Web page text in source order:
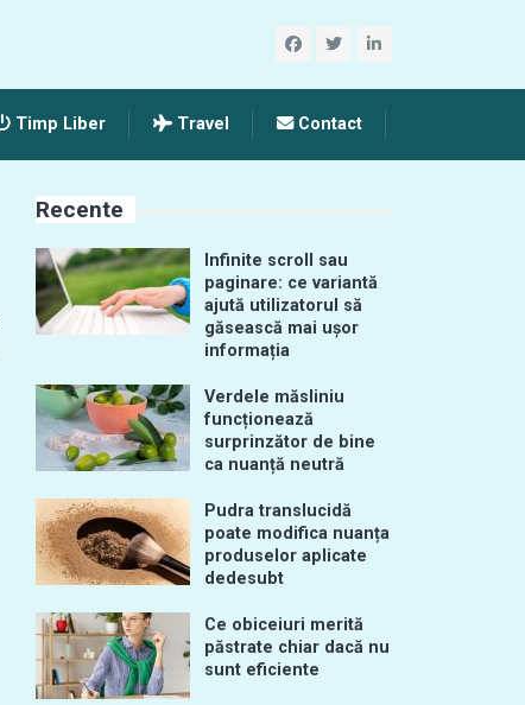
Timp Liber Travel Contact
Recente
Infinite scroll sau
paginare: ce variantă
ajută utilizatorul să
găsească mai ușor
informația
Verdele măsliniu
funcționează
surprinzător de bine
ca nuanță neutră
Pudra translucidă
poate modifica nuanța
produselor aplicate
dedesubt
Ce obiceiuri merită
păstrate chiar dacă nu
sunt eficiente